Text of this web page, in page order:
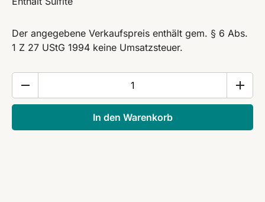
Der angegebene Verkaufspreis enthält gem. § 6 Abs.
1 Z 27 UStG 1994 keine Umsatzsteuer.
l
In den Warenkorb